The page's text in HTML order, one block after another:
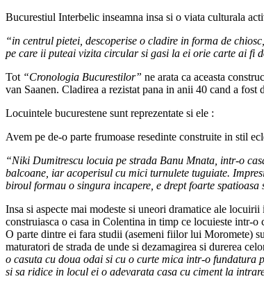
Bucurestiul Interbelic inseamna insa si o viata culturala
“in centrul pietei, descoperise o cladire in forma de
pe care ii puteai vizita circular si gasi la ei orie carte ai fi
Tot “Cronologia Bucurestilor” ne arata ca aceasta
van Saanen. Cladirea a rezistat pana in anii 40 cand a fost
Locuintele bucurestene sunt reprezentate si ele :
Avem pe de-o parte frumoase resedinte construite in stil
“Niki Dumitrescu locuia pe strada Banu Mnata, intr-o
balcoane, iar acoperisul cu mici turnulete tuguiate.
biroul formau o singura incapere, e drept foarte
Insa si aspecte mai modeste si uneori dramatice ale
construiasca o casa in Colentina in timp ce locuieste intr-
O parte dintre ei fara studii (asemeni fiilor lui Moromete)
maturatori de strada de unde si dezamagirea si durerea
o casuta cu doua odai si cu o curte mica intr-o
si sa ridice in locul ei o adevarata casa cu ciment la